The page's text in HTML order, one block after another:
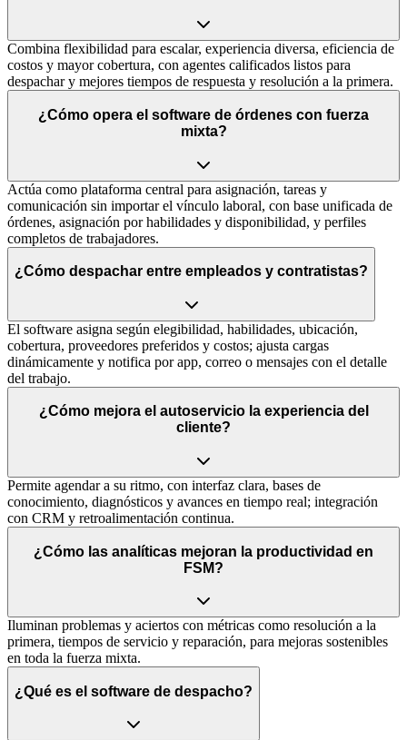
Combina flexibilidad para escalar, experiencia diversa, eficiencia de
costos y mayor cobertura, con agentes calificados listos para
despachar y mejores tiempos de respuesta y resolución a la primera.
¿Cómo opera el software de órdenes con fuerza
mixta?
Actúa como plataforma central para asignación, tareas y
comunicación sin importar el vínculo laboral, con base unificada de
órdenes, asignación por habilidades y disponibilidad, y perfiles
completos de trabajadores.
¿Cómo despachar entre empleados y contratistas?
El software asigna según elegibilidad, habilidades, ubicación,
cobertura, proveedores preferidos y costos; ajusta cargas
dinámicamente y notifica por app, correo o mensajes con el detalle
del trabajo.
¿Cómo mejora el autoservicio la experiencia del
cliente?
Permite agendar a su ritmo, con interfaz clara, bases de
conocimiento, diagnósticos y avances en tiempo real; integración
con CRM y retroalimentación continua.
¿Cómo las analíticas mejoran la productividad en
FSM?
Iluminan problemas y aciertos con métricas como resolución a la
primera, tiempos de servicio y reparación, para mejoras sostenibles
en toda la fuerza mixta.
¿Qué es el software de despacho?